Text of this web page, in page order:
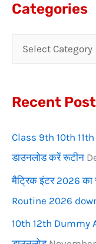
h
o
:
Categories
Recent
Class 9th 10th
डाउनलोड करें रूटीन
मैट्रिक इंटर 2026
Routine 2026
10th 12th Dummy